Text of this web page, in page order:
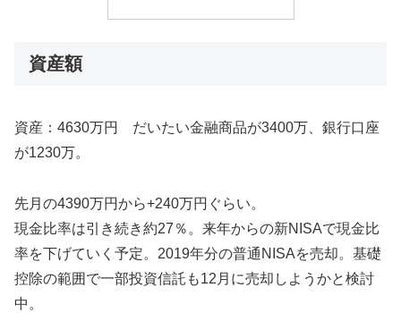
資産額
資産：4630万円 だいたい金融商品が3400万、銀行口座
が1230万。
先月の4390万円から+240万円ぐらい。
現金比率は引き続き約27％。来年からの新NISAで現金比
率を下げていく予定。2019年分の普通NISAを売却。基礎
控除の範囲で一部投資信託も12月に売却しようかと検討
中。